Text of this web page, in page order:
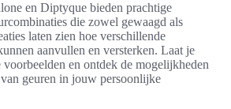
en Diptyque bieden prachtige
die zowel gewaagd als
laten zien hoe verschillende
aanvullen en versterken. Laat je
en ontdek de mogelijkheden
geuren in jouw persoonlijke